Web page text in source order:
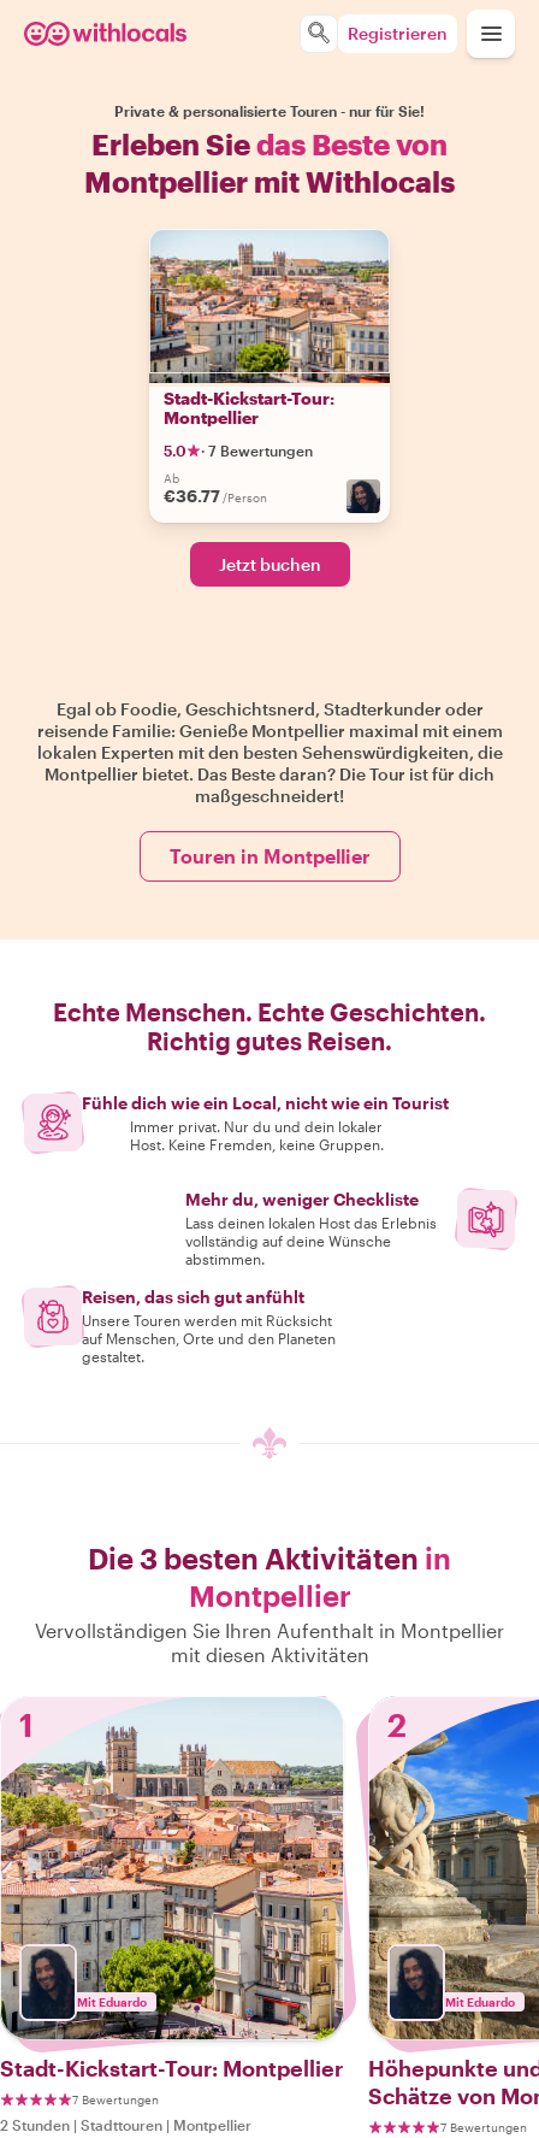
Registrieren
Private & personalisierte Touren - nur für Sie!
Erleben Siedas Beste von
Montpellier mit Withlocals
Stadt-Kickstart-Tour:
Montpellier
5.0 · 7 Bewertungen
Ab
€36.77 /Person
Jetzt buchen
Egal ob Foodie, Geschichtsnerd, Stadterkunder oder
reisende Familie: Genieße Montpellier maximal mit einem
lokalen Experten mit den besten Sehenswürdigkeiten, die
Montpellier bietet. Das Beste daran? Die Tour ist für dich
maßgeschneidert!
Touren in Montpellier
Echte Menschen. Echte Geschichten.
Richtig gutes Reisen.
Fühle dich wie ein Local, nicht wie ein Tourist
Immer privat. Nur du und dein lokaler
Host. Keine Fremden, keine Gruppen.
Mehr du, weniger Checkliste
Lass deinen lokalen Host das Erlebnis
vollständig auf deine Wünsche
abstimmen.
Reisen, das sich gut anfühlt
Unsere Touren werden mit Rücksicht
auf Menschen, Orte und den Planeten
gestaltet.
Die 3 besten Aktivitäten in
Montpellier
Vervollständigen Sie Ihren Aufenthalt in Montpellier
mit diesen Aktivitäten
1
Mit Eduardo
Stadt-Kickstart-Tour: Montpellier
7 Bewertungen
2 Stunden | Stadttouren | Montpellier
2
Mit Eduardo
Höhepunkte
Schätze von
7 Bewertungen